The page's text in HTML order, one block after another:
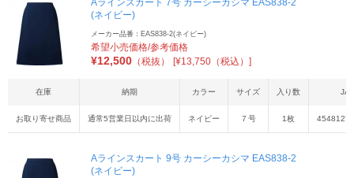
Aラインスカート 7号 カーシーカシマ EAS838-2
(ネイビー)
メーカー品番：EAS838-2(ネイビー)
希望小売価格/参考価格
¥12,500 （税抜） [¥13,750（税込）]
在庫 納期 カラー サイズ 入り数
お取り寄せ商品 通常5営業日以内に出荷 ネイビー ７号 1枚
Aラインスカート 9号 カーシーカシマ EAS838-2
(ネイビー)